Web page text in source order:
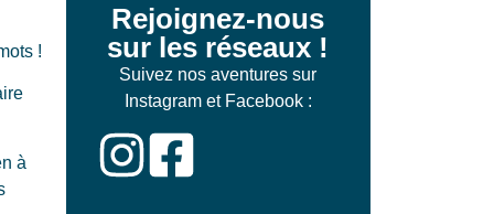
!
à
Rejoignez-nous
sur les réseaux !
Suivez nos aventures sur
Instagram et Facebook :